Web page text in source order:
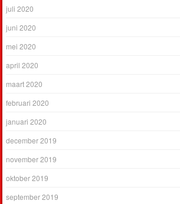
juli 2020
juni 2020
mei 2020
april 2020
maart 2020
februari 2020
januari 2020
december 2019
november 2019
oktober 2019
september 2019